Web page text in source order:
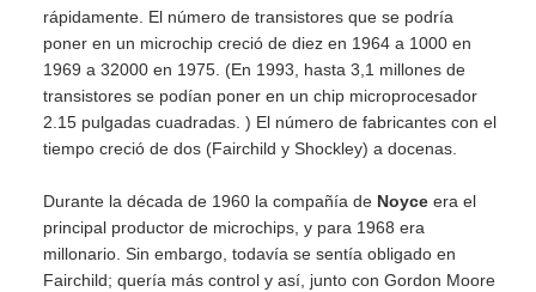
rápidamente. El número de transistores que se podría
poner en un microchip creció de diez en 1964 a 1000 en
1969 a 32000 en 1975. (En 1993, hasta 3,1 millones de
transistores se podían poner en un chip microprocesador
2.15 pulgadas cuadradas. ) El número de fabricantes con el
tiempo creció de dos (Fairchild y Shockley) a docenas.
Durante la década de 1960 la compañía de Noyce era el
principal productor de microchips, y para 1968 era
millonario. Sin embargo, todavía se sentía obligado en
Fairchild; quería más control y así, junto con Gordon Moore